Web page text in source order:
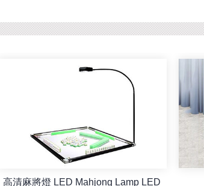
高清麻將燈 LED Mahjong Lamp LED